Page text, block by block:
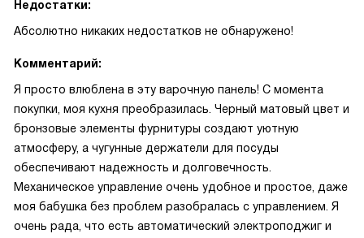
Недостатки:
Абсолютно никаких недостатков не обнаружено!
Комментарий:
Я просто влюблена в эту варочную панель! С момента
покупки, моя кухня преобразилась. Черный матовый цвет и
бронзовые элементы фурнитуры создают уютную
атмосферу, а чугунные держатели для посуды
обеспечивают надежность и долговечность.
Механическое управление очень удобное и простое, даже
моя бабушка без проблем разобралась с управлением. Я
очень рада, что есть автоматический электроподжиг и